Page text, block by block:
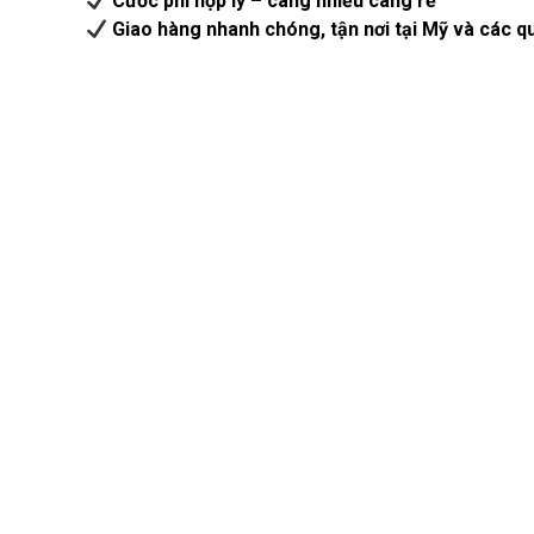
Giao hàng nhanh chóng, tận nơi tại Mỹ và các